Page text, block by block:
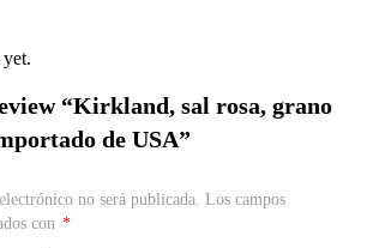
“Kirkland, sal rosa, grano
de USA”
no será publicada. Los campos
con *